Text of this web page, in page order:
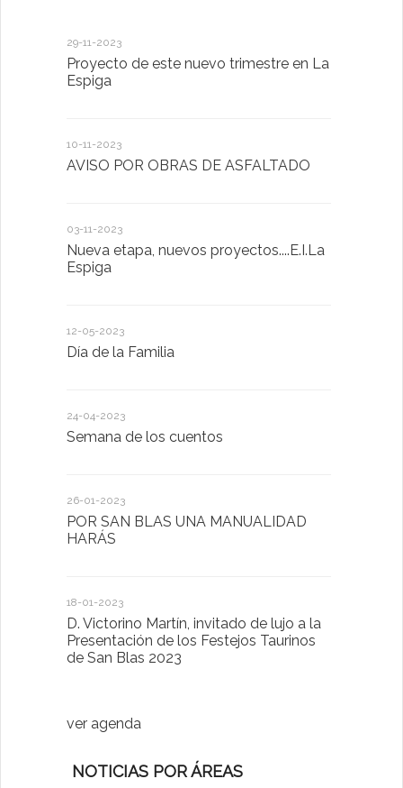
29-11-2023
Proyecto de este nuevo trimestre en La
Espiga
10-11-2023
AVISO POR OBRAS DE ASFALTADO
03-11-2023
Nueva etapa, nuevos proyectos....E.I.La
Espiga
12-05-2023
Día de la Familia
24-04-2023
Semana de los cuentos
26-01-2023
POR SAN BLAS UNA MANUALIDAD
HARÁS
18-01-2023
D. Victorino Martín, invitado de lujo a la
Presentación de los Festejos Taurinos
de San Blas 2023
ver agenda
NOTICIAS POR ÁREAS